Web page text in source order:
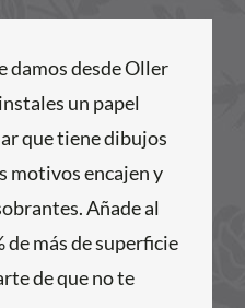
damos desde Oller
un papel
que tiene dibujos
motivos encajen y
Añade al
más de superficie
de que no te